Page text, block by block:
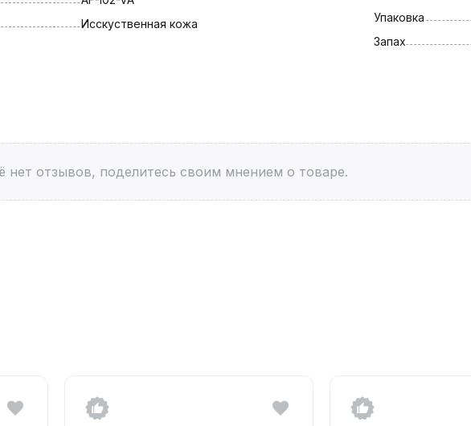
Исскуственная кожа
Упаковка
Запах
нет отзывов, поделитесь своим мнением о товаре.